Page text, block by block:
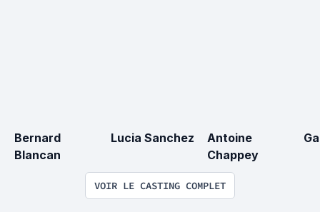
Bernard
Blancan
Lucia Sanchez
Antoine
Chappey
VOIR LE CASTING COMPLET